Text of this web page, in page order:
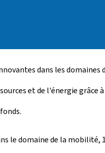
dans les
et de l'énergie grâce
domaine de la mobilité,